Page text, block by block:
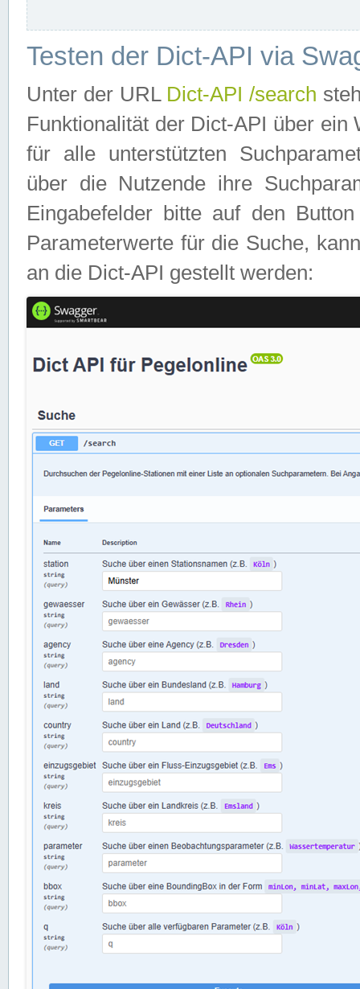
Testen der Dict-API via
Unter der URL Dict-API /search
Funktionalität der Dict-API über
für alle unterstützten
über die Nutzende ihre
Eingabefelder bitte auf den
Parameterwerte für die Suche,
an die Dict-API gestellt werden: